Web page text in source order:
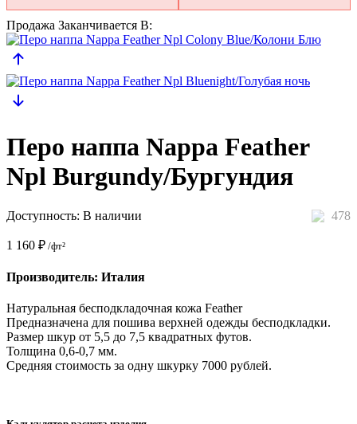
Продажа Заканчивается В:
Перо наппа Nappa Feather
Npl Burgundy/Бургундия
478
Доступность: В наличии
1 160 ₽ /фт²
Производитель: Италия
Натуральная бесподкладочная кожа Feather
Предназначена для пошива верхней одежды бесподкладки.
Размер шкур от 5,5 до 7,5 квадратных футов.
Толщина 0,6-0,7 мм.
Средняя стоимость за одну шкурку 7000 рублей.